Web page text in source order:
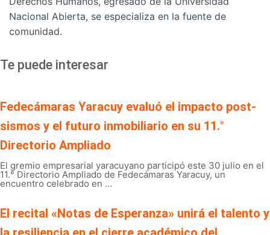
Nacional Abierta, se especializa en la fuente de
comunidad.
Te puede interesar
Fedecámaras Yaracuy evaluó el impacto post-
sismos y el futuro inmobiliario en su 11.°
Directorio Ampliado
El gremio empresarial yaracuyano participó este 30 julio en el
11.° Directorio Ampliado de Fedecámaras Yaracuy, un
encuentro celebrado en ...
El recital «Notas de Esperanza» unirá el talento y